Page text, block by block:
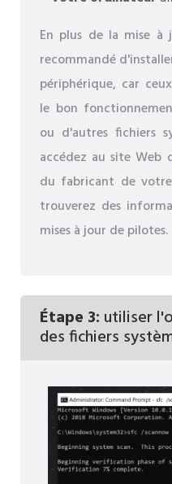
En plus de la mise à
recommandé
périphérique, car
le bon
ou d'autres fichiers
accédez au site
du fabricant de
trouverez des
mises à jour de pilotes.
Étape 3: utiliser
des fichiers